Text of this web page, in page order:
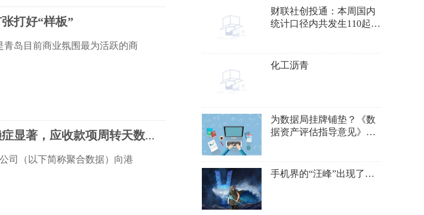
打好“样板”
岛目前商业氛围最为活跃的商
聚合数据净利率连降：上下游依赖症显著，应收款项周转天数激增
司（以下简称聚合数据）向港
财联社创投通：本周国内
统计口径内共发生110起投
域披露的融资总额最多
化工沥青
为数据局挂牌铺垫？《数
据资产评估指导意见》落
手机界的“汪峰”出现了…